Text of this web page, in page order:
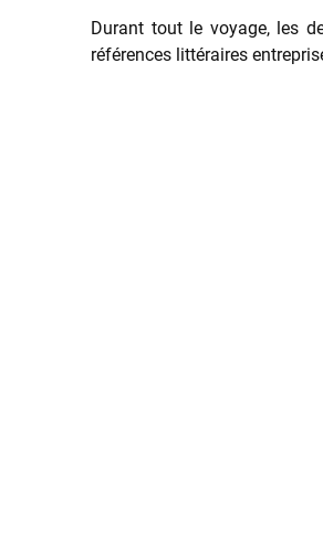
Durant tout le voyage, les
références littéraires